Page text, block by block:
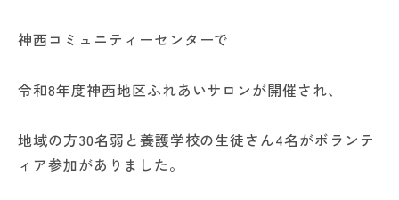
神西コミュニティーセンターで
令和8年度神西地区ふれあいサロンが開催され、
地域の方30名弱と養護学校の生徒さん4名がボランテ
ィア参加がありました。